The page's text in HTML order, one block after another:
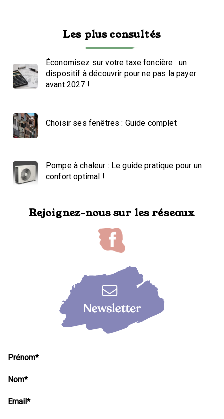
Les plus consultés
Économisez sur votre taxe foncière : un
dispositif à découvrir pour ne pas la payer
avant 2027 !
Choisir ses fenêtres : Guide complet
Pompe à chaleur : Le guide pratique pour un
confort optimal !
Rejoignez-nous sur les réseaux